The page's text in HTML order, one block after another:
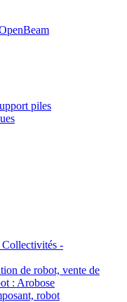
piles
Collectivités -
de robot, vente de
: Arobose
robot